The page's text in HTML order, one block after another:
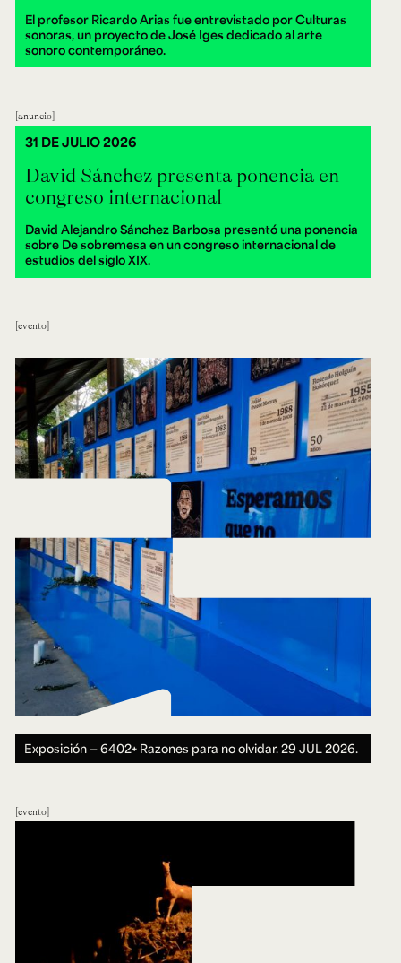
El profesor Ricardo Arias fue entrevistado por Culturas
sonoras, un proyecto de José Iges dedicado al arte
sonoro contemporáneo.
anuncio
David Sánchez presenta ponencia en
congreso internacional
David Alejandro Sánchez Barbosa presentó una ponencia
sobre De sobremesa en un congreso internacional de
estudios del siglo XIX.
31 DE JULIO 2026
evento
Exposición — 6402+ Razones para no olvidar.29 JUL 2026.
evento